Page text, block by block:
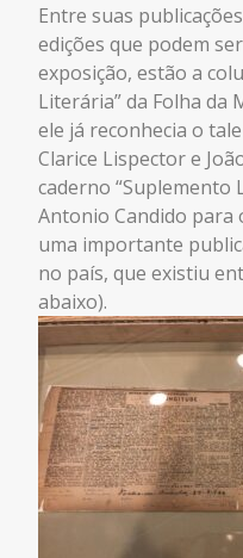
Entre suas
edições que podem
exposição, estão a
Literária” da Folha da
ele já reconhecia o
Clarice Lispector e
caderno “Suplemento
Antonio Candido para
uma importante
no país, que existiu
abaixo).